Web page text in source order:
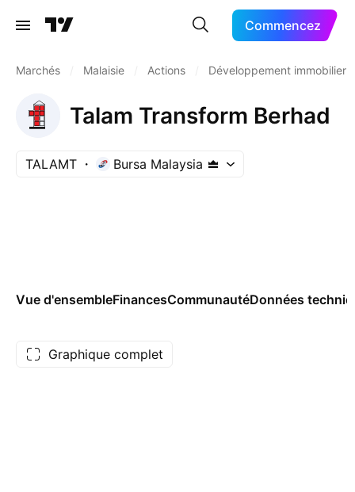
Commencez
Marchés Malaisie Actions Développement immobilier
Talam Transform Berhad
TALAMT Bursa Malaysia
Vue d'ensembleFinancesCommunautéDonnées
Graphique complet